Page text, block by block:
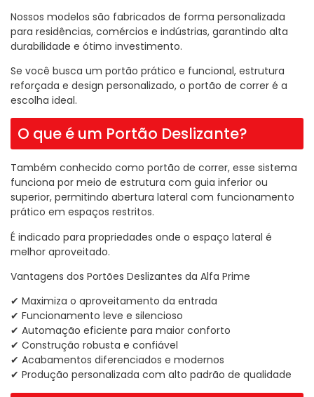
Nossos modelos são fabricados de forma personalizada
para residências, comércios e indústrias, garantindo alta
durabilidade e ótimo investimento.
Se você busca um portão prático e funcional, estrutura
reforçada e design personalizado, o portão de correr é a
escolha ideal.
O que é um Portão Deslizante?
Também conhecido como portão de correr, esse sistema
funciona por meio de estrutura com guia inferior ou
superior, permitindo abertura lateral com funcionamento
prático em espaços restritos.
É indicado para propriedades onde o espaço lateral é
melhor aproveitado.
Vantagens dos Portões Deslizantes da Alfa Prime
✔ Maximiza o aproveitamento da entrada
✔ Funcionamento leve e silencioso
✔ Automação eficiente para maior conforto
✔ Construção robusta e confiável
✔ Acabamentos diferenciados e modernos
✔ Produção personalizada com alto padrão de qualidade